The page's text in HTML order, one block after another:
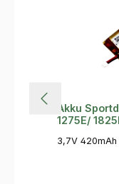
Akku
1275E/
3,7V